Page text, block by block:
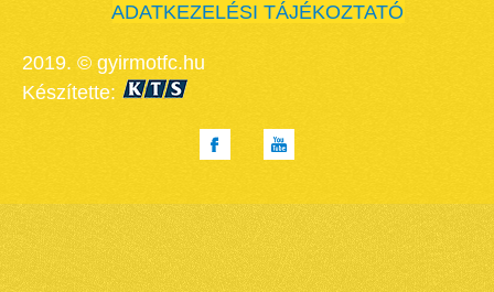
ADATKEZELÉSI TÁJÉKOZTATÓ
2019. © gyirmotfc.hu
Készítette: